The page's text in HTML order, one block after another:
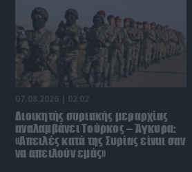
07.08.2026 | 02:02
Διοικητής συριακής μεραρχίας
αναλαμβάνει Τούρκος – Άγκυρα:
«Απειλές κατά της Συρίας είναι σαν
να απειλούν εμάς»